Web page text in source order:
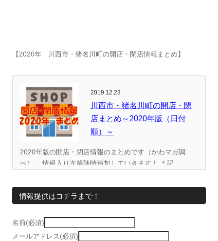
【2020年 川西市・猪名川町の開店・閉店情報まとめ】
2019.12.23
川西市・猪名川町の開店・閉
店まとめ～2020年版（日付
順）～
2020年版の開店・閉店情報のまとめです（かわマガ調
べ）。 情報入り次第随時追加していきます！ ＊記...
情報提供はコチラまで！
名前(必須)
メールアドレス(必須)